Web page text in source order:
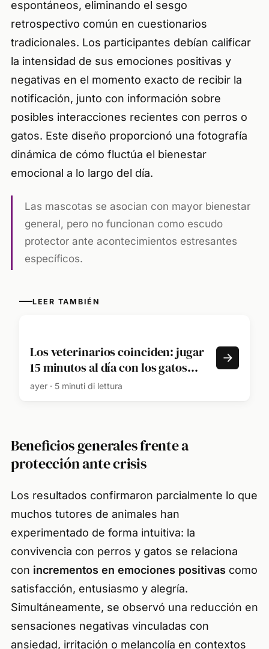
espontáneos, eliminando el sesgo
retrospectivo común en cuestionarios
tradicionales. Los participantes debían calificar
la intensidad de sus emociones positivas y
negativas en el momento exacto de recibir la
notificación, junto con información sobre
posibles interacciones recientes con perros o
gatos. Este diseño proporcionó una fotografía
dinámica de cómo fluctúa el bienestar
emocional a lo largo del día.
Las mascotas se asocian con mayor bienestar
general, pero no funcionan como escudo
protector ante acontecimientos estresantes
específicos.
LEER TAMBIÉN
Los veterinarios coinciden: jugar
15 minutos al día con los gatos
ayuda a reducir el estrés y los
ayer · 5 minuti di lettura
Beneficios generales frente a
protección ante crisis
Los resultados confirmaron parcialmente lo que
muchos tutores de animales han
experimentado de forma intuitiva: la
convivencia con perros y gatos se relaciona
con incrementos en emociones positivas como
satisfacción, entusiasmo y alegría.
Simultáneamente, se observó una reducción en
sensaciones negativas vinculadas con
ansiedad, irritación o melancolía en contextos